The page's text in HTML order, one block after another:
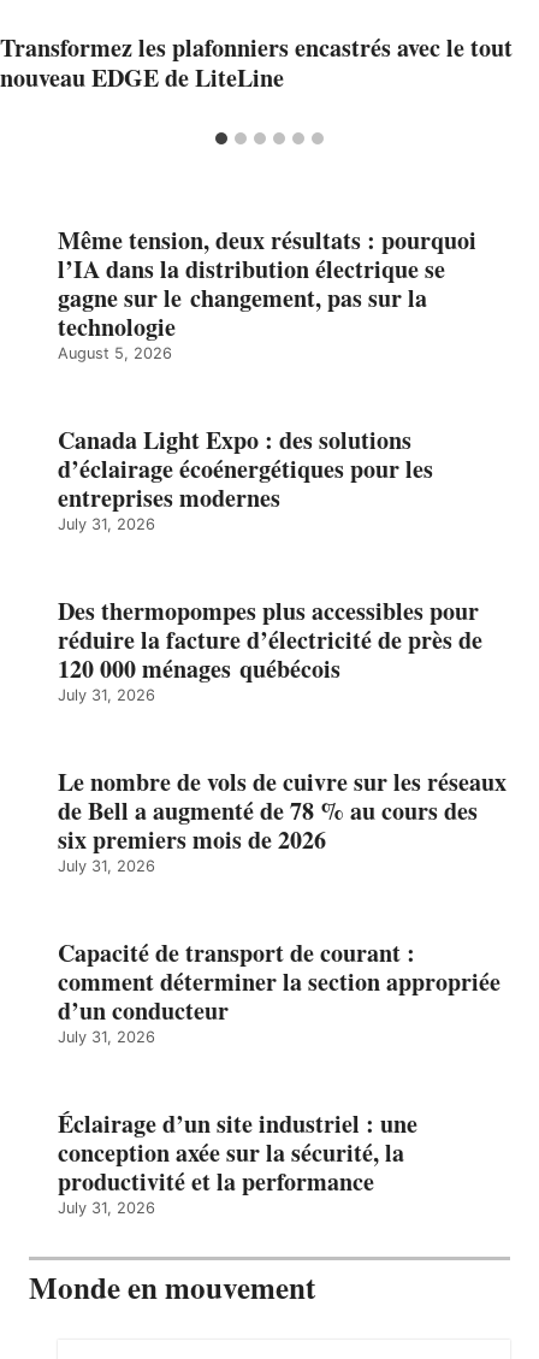
Transformez les plafonniers encastrés avec le tout
nouveau EDGE de LiteLine
Même tension, deux résultats : pourquoi
l’IA dans la distribution électrique se
gagne sur le changement, pas sur la
technologie
August 5, 2026
Canada Light Expo : des solutions
d’éclairage écoénergétiques pour les
entreprises modernes
July 31, 2026
Des thermopompes plus accessibles pour
réduire la facture d’électricité de près de
120 000 ménages québécois
July 31, 2026
Le nombre de vols de cuivre sur les réseaux
de Bell a augmenté de 78 % au cours des
six premiers mois de 2026
July 31, 2026
Capacité de transport de courant :
comment déterminer la section appropriée
d’un conducteur
July 31, 2026
Éclairage d’un site industriel : une
conception axée sur la sécurité, la
productivité et la performance
July 31, 2026
Monde en mouvement